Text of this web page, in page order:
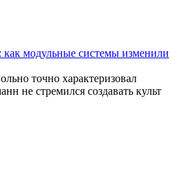
модульные системы изменили
точно характеризовал
не стремился создавать культ